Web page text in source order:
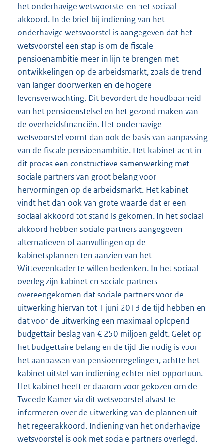
het onderhavige wetsvoorstel en het sociaal
akkoord. In de brief bij indiening van het
onderhavige wetsvoorstel is aangegeven dat het
wetsvoorstel een stap is om de fiscale
pensioenambitie meer in lijn te brengen met
ontwikkelingen op de arbeidsmarkt, zoals de trend
van langer doorwerken en de hogere
levensverwachting. Dit bevordert de houdbaarheid
van het pensioenstelsel en het gezond maken van
de overheidsfinanciën. Het onderhavige
wetsvoorstel vormt dan ook de basis van aanpassing
van de fiscale pensioenambitie. Het kabinet acht in
dit proces een constructieve samenwerking met
sociale partners van groot belang voor
hervormingen op de arbeidsmarkt. Het kabinet
vindt het dan ook van grote waarde dat er een
sociaal akkoord tot stand is gekomen. In het sociaal
akkoord hebben sociale partners aangegeven
alternatieven of aanvullingen op de
kabinetsplannen ten aanzien van het
Witteveenkader te willen bedenken. In het sociaal
overleg zijn kabinet en sociale partners
overeengekomen dat sociale partners voor de
uitwerking hiervan tot 1 juni 2013 de tijd hebben en
dat voor de uitwerking een maximaal oplopend
budgettair beslag van € 250 miljoen geldt. Gelet op
het budgettaire belang en de tijd die nodig is voor
het aanpassen van pensioenregelingen, achtte het
kabinet uitstel van indiening echter niet opportuun.
Het kabinet heeft er daarom voor gekozen om de
Tweede Kamer via dit wetsvoorstel alvast te
informeren over de uitwerking van de plannen uit
het regeerakkoord. Indiening van het onderhavige
wetsvoorstel is ook met sociale partners overlegd.